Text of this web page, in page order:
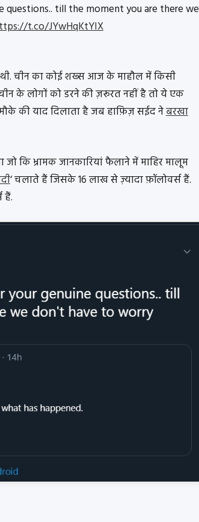
questions.. till the moment you are there we
t.co/JYwHqKtYIX
चीन का कोई शख्स आज के माहौल में किसी
के लोगों को डरने की ज़रूरत नहीं है तो ये एक
की याद दिलाता है जब हाफ़िज़ सईद नेबरखा
जो कि भ्रामक जानकारियां फैलाने में माहिर मालूम
‘ चलाते हैं जिसके 16 लाख से ज़्यादा फ़ॉलोवर्स हैं.
हैं.